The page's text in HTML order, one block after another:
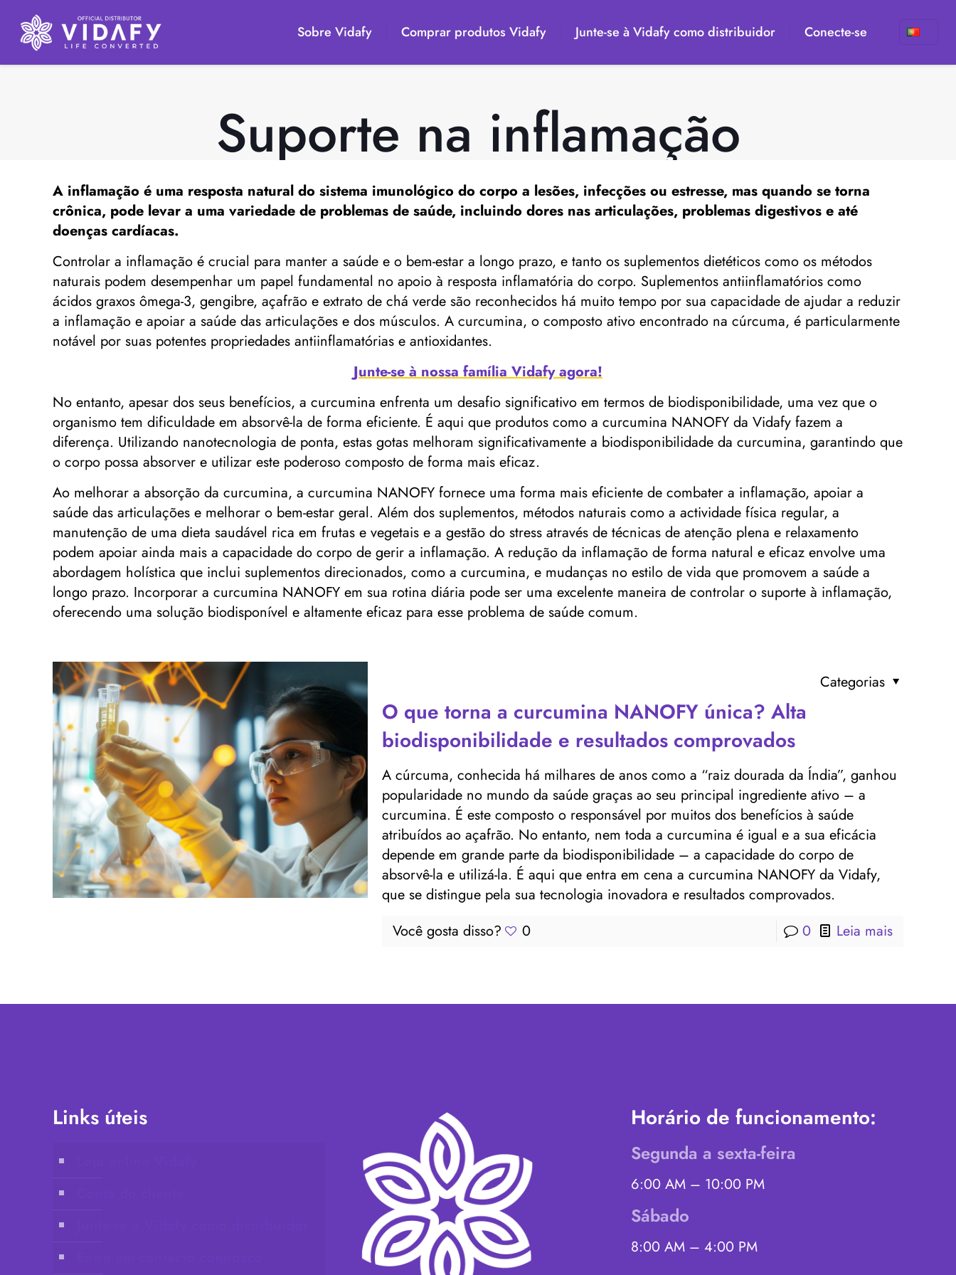
Sobre Vidafy Comprar produtos Vidafy Junte-se à Vidafy como distribuidor Conecte-se
Suporte na inflamação
A inflamação é uma resposta natural do sistema imunológico do corpo a lesões, infecções ou estresse, mas quando se torna
crônica, pode levar a uma variedade de problemas de saúde, incluindo dores nas articulações, problemas digestivos e até
doenças cardíacas.
Controlar a inflamação é crucial para manter a saúde e o bem-estar a longo prazo, e tanto os suplementos dietéticos como os métodos
naturais podem desempenhar um papel fundamental no apoio à resposta inflamatória do corpo. Suplementos antiinflamatórios como
ácidos graxos ômega-3, gengibre, açafrão e extrato de chá verde são reconhecidos há muito tempo por sua capacidade de ajudar a reduzir
a inflamação e apoiar a saúde das articulações e dos músculos. A curcumina, o composto ativo encontrado na cúrcuma, é particularmente
notável por suas potentes propriedades antiinflamatórias e antioxidantes.
Junte-se à nossa família Vidafy agora!
No entanto, apesar dos seus benefícios, a curcumina enfrenta um desafio significativo em termos de biodisponibilidade, uma vez que o
organismo tem dificuldade em absorvê-la de forma eficiente. É aqui que produtos como a curcumina NANOFY da Vidafy fazem a
diferença. Utilizando nanotecnologia de ponta, estas gotas melhoram significativamente a biodisponibilidade da curcumina, garantindo que
o corpo possa absorver e utilizar este poderoso composto de forma mais eficaz.
Ao melhorar a absorção da curcumina, a curcumina NANOFY fornece uma forma mais eficiente de combater a inflamação, apoiar a
saúde das articulações e melhorar o bem-estar geral. Além dos suplementos, métodos naturais como a actividade física regular, a
manutenção de uma dieta saudável rica em frutas e vegetais e a gestão do stress através de técnicas de atenção plena e relaxamento
podem apoiar ainda mais a capacidade do corpo de gerir a inflamação. A redução da inflamação de forma natural e eficaz envolve uma
abordagem holística que inclui suplementos direcionados, como a curcumina, e mudanças no estilo de vida que promovem a saúde a
longo prazo. Incorporar a curcumina NANOFY em sua rotina diária pode ser uma excelente maneira de controlar o suporte à inflamação,
oferecendo uma solução biodisponível e altamente eficaz para esse problema de saúde comum.
Categorias
O que torna a curcumina NANOFY única? Alta
biodisponibilidade e resultados comprovados
A cúrcuma, conhecida há milhares de anos como a “raiz dourada da Índia”, ganhou
popularidade no mundo da saúde graças ao seu principal ingrediente ativo – a
curcumina. É este composto o responsável por muitos dos benefícios à saúde
atribuídos ao açafrão. No entanto, nem toda a curcumina é igual e a sua eficácia
depende em grande parte da biodisponibilidade – a capacidade do corpo de
absorvê-la e utilizá-la. É aqui que entra em cena a curcumina NANOFY da Vidafy,
que se distingue pela sua tecnologia inovadora e resultados comprovados.
Você gosta disso?
0 0 Leia mais
Links úteis Horário de funcionamento:
Segunda a sexta-feira
6:00 AM – 10:00 PM
Sábado
8:00 AM – 4:00 PM